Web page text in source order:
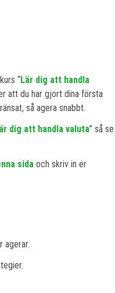
“Lär dig att handla
att du har gjort dina första
så agera snabbt.
dig att handla valuta” så se
sida och skriv in er
agerar.